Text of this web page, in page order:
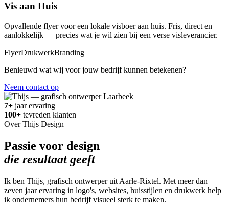
Vis aan Huis
Opvallende flyer voor een lokale visboer aan huis. Fris, direct en
aanlokkelijk — precies wat je wil zien bij een verse visleverancier.
FlyerDrukwerkBranding
Benieuwd wat wij voor jouw bedrijf kunnen betekenen?
Neem contact op
7+ jaar ervaring
100+ tevreden klanten
Over Thijs Design
Passie voor design
die resultaat geeft
Ik ben Thijs, grafisch ontwerper uit Aarle-Rixtel. Met meer dan
zeven jaar ervaring in logo's, websites, huisstijlen en drukwerk help
ik ondernemers hun bedrijf visueel sterk te maken.